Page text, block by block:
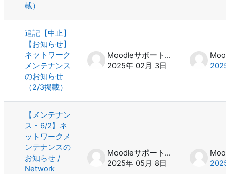
載）
追記【中止】
【お知らせ】
ネットワーク
メンテナンス
のお知らせ
（2/3掲載）
Moodleサポート スタッフ
2025年 02月 3日
2025
【メンテナン
ス - 6/2】ネ
ットワークメ
ンテナンスの
お知らせ /
Network
Moodleサポート スタッフ
2025年 05月 8日
2025